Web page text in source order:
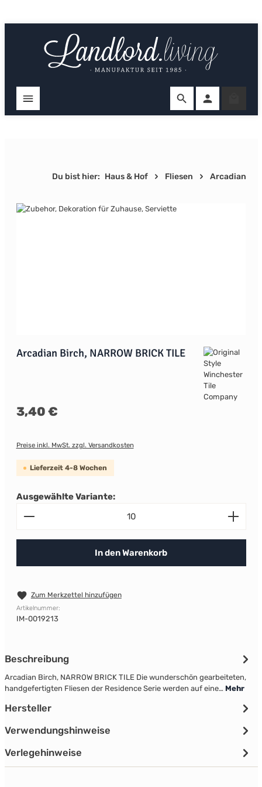
Du bist hier: Haus & Hof Fliesen Arcadian
Bildergalerie überspringen
Arcadian Birch, NARROW BRICK TILE
Regulärer Preis:
3,40 €
Preise inkl. MwSt. zzgl. Versandkosten
Lieferzeit 4-8 Wochen
Ausgewählte Variante:
Produkt Anzahl: Gib den gewünschten Wert ein
In den Warenkorb
Zum Merkzettel hinzufügen
Artikelnummer:
IM-0019213
Beschreibung
Arcadian Birch, NARROW BRICK TILE Die wunderschön gearbeiteten,
handgefertigten Fliesen der Residence Serie werden auf eine… Mehr
Hersteller
Verwendungshinweise
Verlegehinweise